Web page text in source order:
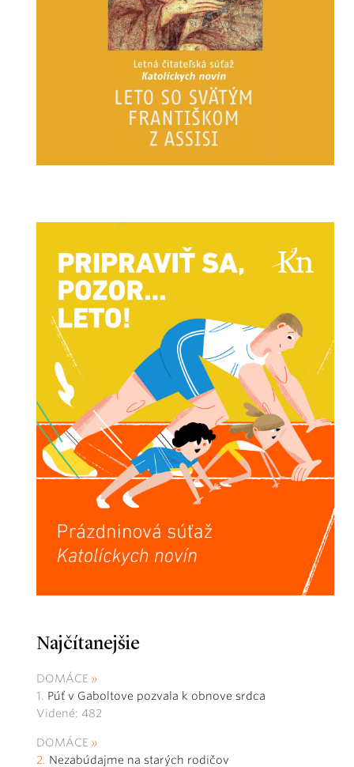
Najčítanejšie
DOMÁCE
Púť v Gaboltove pozvala k obnove srdca
Videné: 482
DOMÁCE
Nezabúdajme na starých rodičov